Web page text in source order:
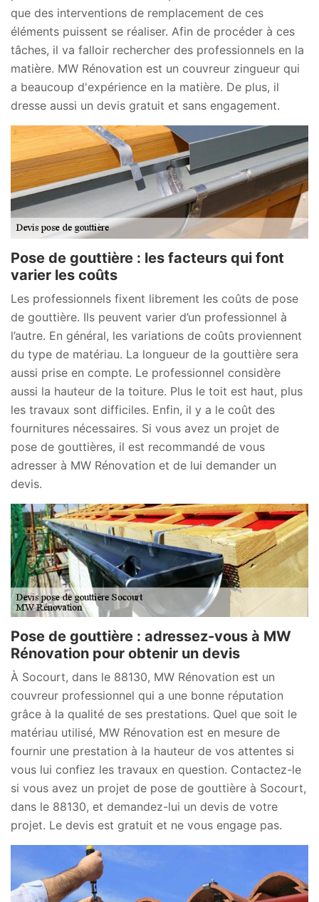
que des interventions de remplacement de ces
éléments puissent se réaliser. Afin de procéder à ces
tâches, il va falloir rechercher des professionnels en la
matière. MW Rénovation est un couvreur zingueur qui
a beaucoup d'expérience en la matière. De plus, il
dresse aussi un devis gratuit et sans engagement.
Pose de gouttière : les facteurs qui font
varier les coûts
Les professionnels fixent librement les coûts de pose
de gouttière. Ils peuvent varier d’un professionnel à
l’autre. En général, les variations de coûts proviennent
du type de matériau. La longueur de la gouttière sera
aussi prise en compte. Le professionnel considère
aussi la hauteur de la toiture. Plus le toit est haut, plus
les travaux sont difficiles. Enfin, il y a le coût des
fournitures nécessaires. Si vous avez un projet de
pose de gouttières, il est recommandé de vous
adresser à MW Rénovation et de lui demander un
devis.
Pose de gouttière : adressez-vous à MW
Rénovation pour obtenir un devis
À Socourt, dans le 88130, MW Rénovation est un
couvreur professionnel qui a une bonne réputation
grâce à la qualité de ses prestations. Quel que soit le
matériau utilisé, MW Rénovation est en mesure de
fournir une prestation à la hauteur de vos attentes si
vous lui confiez les travaux en question. Contactez-le
si vous avez un projet de pose de gouttière à Socourt,
dans le 88130, et demandez-lui un devis de votre
projet. Le devis est gratuit et ne vous engage pas.